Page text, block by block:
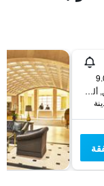
مارلين ديتري بلاتز 2, برلين, ألمانيا